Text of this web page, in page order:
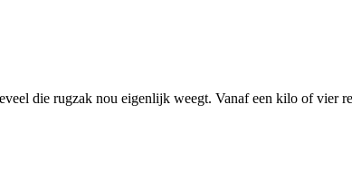
die rugzak nou eigenlijk weegt. Vanaf een kilo of vier